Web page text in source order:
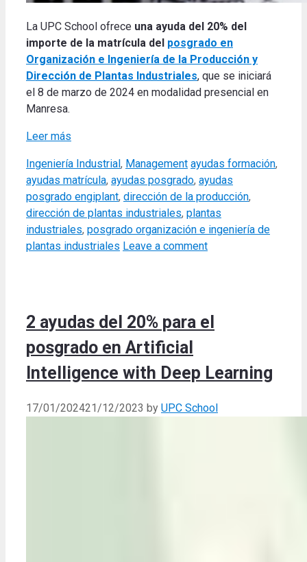
La UPC School ofrece una ayuda del 20% del
importe de la matrícula del posgrado en
Organización e Ingeniería de la Producción y
Dirección de Plantas Industriales, que se iniciará
el 8 de marzo de 2024 en modalidad presencial en
Manresa.
Leer más
Categories
Ingeniería Industrial, Management Tags
ayudas formación,
ayudas matrícula, ayudas posgrado, ayudas
posgrado engiplant, dirección de la producción,
dirección de plantas industriales, plantas
industriales, posgrado organización e ingeniería de
plantas industriales Leave a comment
2 ayudas del 20% para el
posgrado en Artificial
Intelligence with Deep Learning
17/01/202421/12/2023 by UPC School